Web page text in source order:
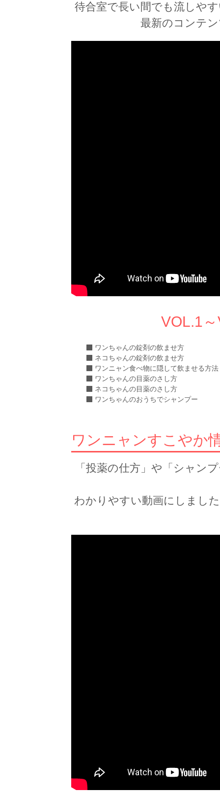
待合室で長い間でも流しや
最新のコンテ
VOL.1
ワンちゃんの錠剤の飲ませ方
ネコちゃんの錠剤の飲ませ方
ワンニャン食べ物に隠して飲ませる方法
ワンちゃんの目薬のさし方
ネコちゃんの目薬のさし方
ワンちゃんのおうちでシャンプー
ワンニャンすこやか
「投薬の仕方」や「シャン
わかりやすい動画にしまし